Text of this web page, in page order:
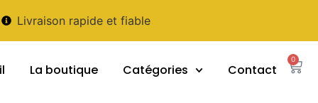
Livraison rapide et fiable
La boutique Catégories Contact
0